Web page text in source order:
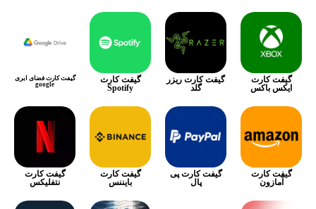
گیفت کارت
ایکس باکس
گیفت کارت ریزر
گلد
گیفت کارت
Spotify
گیفت کارت فضای ابری
google
گیفت کارت
آمازون
گیفت کارت پی
پال
گیفت کارت
بایننس
گیفت کارت
نتفلیکس